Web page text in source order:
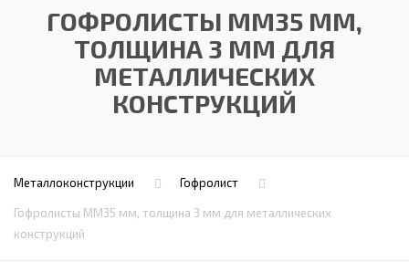
ГОФРОЛИСТЫ ММ35 ММ,
ТОЛЩИНА 3 ММ ДЛЯ
МЕТАЛЛИЧЕСКИХ
КОНСТРУКЦИЙ
Металлоконструкции Гофролист
Гофролисты ММ35 мм, толщина 3 мм для металлических
конструкций